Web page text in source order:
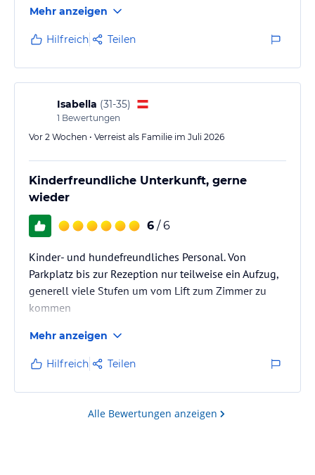
Mehr anzeigen
Hilfreich Teilen
Isabella (31-35)
1 Bewertungen
Vor 2 Wochen • Verreist als Familie im Juli 2026
Kinderfreundliche Unterkunft, gerne
wieder
6 / 6
Kinder- und hundefreundliches Personal. Von
Parkplatz bis zur Rezeption nur teilweise ein Aufzug,
generell viele Stufen um vom Lift zum Zimmer zu
kommen
Mehr anzeigen
Hilfreich Teilen
Alle Bewertungen anzeigen